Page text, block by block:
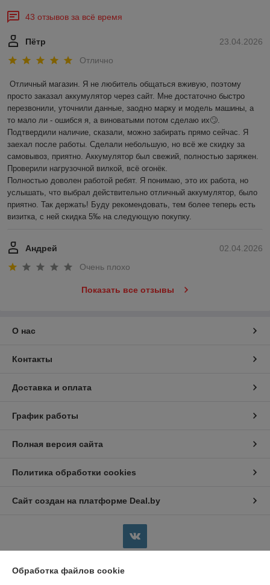
43 отзывов за всё время
23.04.2026
Пётр
Отлично
Отличный магазин. Я не любитель общаться вживую, поэтому
просто заказал аккумулятор через сайт. Мне достаточно быстро
перезвонили, уточнили данные, заодно марку и модель машины, а
то мало ли - ошибся я, а виноватыми потом сделаю их🙄.
Подтвердили наличие, сказали, можно забирать прямо сейчас. Я
заехал после работы. Сделали небольшую, но всё же скидку за
самовывоз, приятно. Аккумулятор был свежий, полностью заряжен.
Проверили нагрузочной вилкой, всё огонёк.
Полностью доволен работой ребят. Я понимаю, это их работа, но
услышать, что выбрал действительно отличный аккумулятор, было
приятно. Так держать! Буду рекомендовать, тем более теперь есть
визитка, с ней скидка 5‰ на следующую покупку.
02.04.2026
Андрей
Очень плохо
Показать все отзывы
О нас
Контакты
Доставка и оплата
График работы
Полная версия сайта
Политика обработки cookies
Сайт создан на платформе Deal.by
Обработка файлов cookie